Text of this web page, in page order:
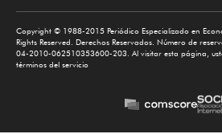
Copyright © 1988-2015 Periódico Especializado en
Rights Reserved. Derechos Reservados. Número de
04-2010-062510353600-203. Al visitar esta página,
términos del servicio